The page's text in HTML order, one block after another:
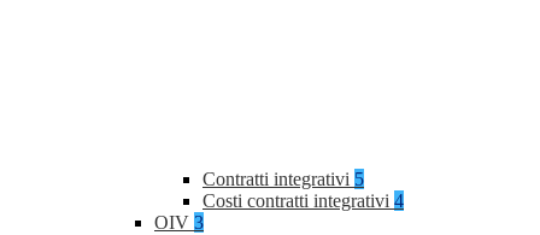
Contratti integrativi 5
Costi contratti integrativi 4
OIV 3